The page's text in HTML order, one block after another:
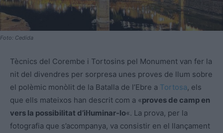
Foto: Cedida
Tècnics del Corembe i Tortosins pel Monument van fer la
nit del divendres per sorpresa unes proves de llum sobre
el polèmic monòlit de la Batalla de l’Ebre a Tortosa, els
que ells mateixos han descrit com a «proves de camp en
vers la possibilitat d’il·luminar-lo«. La prova, per la
fotografia que s’acompanya, va consistir en el llançament